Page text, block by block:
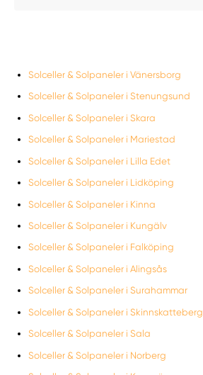
Solceller & Solpaneler i Vänersborg
Solceller & Solpaneler i Stenungsund
Solceller & Solpaneler i Skara
Solceller & Solpaneler i Mariestad
Solceller & Solpaneler i Lilla Edet
Solceller & Solpaneler i Lidköping
Solceller & Solpaneler i Kinna
Solceller & Solpaneler i Kungälv
Solceller & Solpaneler i Falköping
Solceller & Solpaneler i Alingsås
Solceller & Solpaneler i Surahammar
Solceller & Solpaneler i Skinnskatteberg
Solceller & Solpaneler i Sala
Solceller & Solpaneler i Norberg